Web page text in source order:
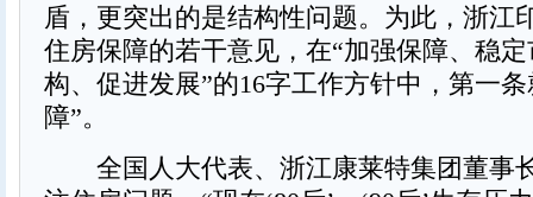
盾，更突出的是结构性问题。为此，浙江
住房保障的若干意见，在“加强保障、稳
构、促进发展”的16字工作方针中，第一
障”。
全国人大代表、浙江康莱特集团董事